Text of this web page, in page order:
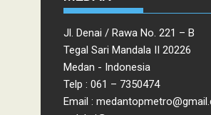
Jl. Denai / Rawa No. 221 – B
Tegal Sari Mandala II 20226
Medan - Indonesia
Telp : 061 – 7350474
Email :